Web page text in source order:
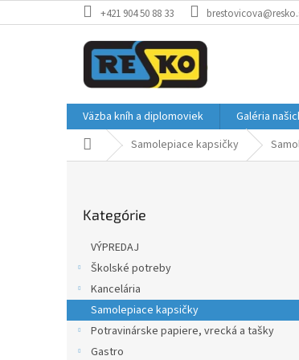
na
+421 904 50 88 33
Väzba kníh a diplomoviek Galéria
DomovSamolepiace kapsičky
kategórie
Kategórie
VÝPREDAJ
Školské potreby
Kancelária
Samolepiace kapsičky
Potravinárske papiere, vrecká a tašky
Gastro